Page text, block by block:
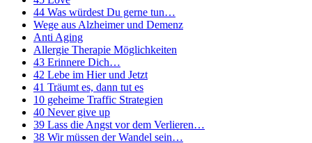
44 Was würdest Du gerne tun…
Wege aus Alzheimer und Demenz
Anti Aging
Allergie Therapie Möglichkeiten
43 Erinnere Dich…
42 Lebe im Hier und Jetzt
41 Träumt es, dann tut es
10 geheime Traffic Strategien
40 Never give up
39 Lass die Angst vor dem Verlieren…
38 Wir müssen der Wandel sein…